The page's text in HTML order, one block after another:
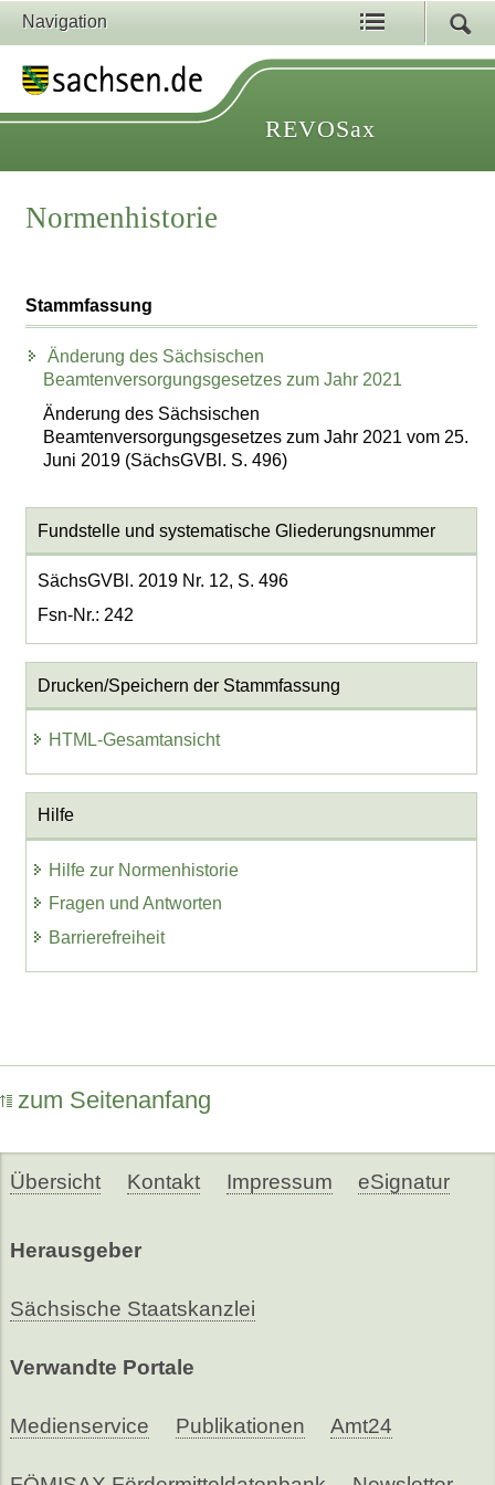
Navigation
REVOSax
Normenhistorie
Stammfassung
Änderung des Sächsischen
Beamtenversorgungsgesetzes zum Jahr 2021
Änderung des Sächsischen
Beamtenversorgungsgesetzes zum Jahr 2021 vom 25.
Juni 2019 (SächsGVBl. S. 496)
Fundstelle und systematische Gliederungsnummer
SächsGVBl. 2019 Nr. 12, S. 496
Fsn-Nr.: 242
Drucken/Speichern der Stammfassung
HTML-Gesamtansicht
Hilfe
Hilfe zur Normenhistorie
Fragen und Antworten
Barrierefreiheit
zum Seitenanfang
Übersicht Kontakt Impressum eSignatur
Herausgeber
Sächsische Staatskanzlei
Verwandte Portale
Medienservice Publikationen Amt24